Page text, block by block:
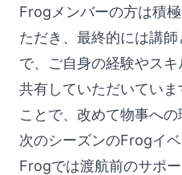
Frogメンバーの方は積
ただき、最終的には講
で、ご自身の経験やス
共有していただいてい
ことで、改めて物事への
次のシーズンのFrogイ
Frogでは渡航前のサポ